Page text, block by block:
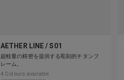
AETHER LINE / S01
超軽量の精密を提供する彫刻的チタンフ
レーム。
4 Colours available